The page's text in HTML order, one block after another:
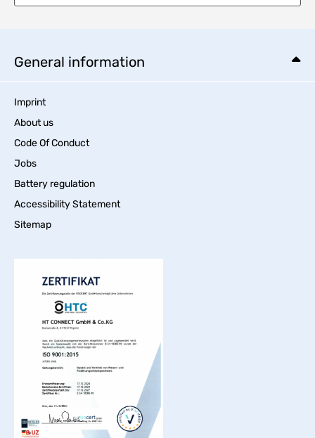
General information
Imprint
About us
Code Of Conduct
Jobs
Battery regulation
Accessibility Statement
Sitemap